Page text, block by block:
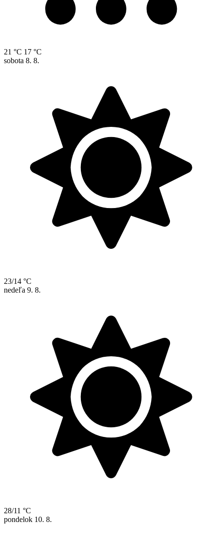
21 °C 17 °C
sobota 8. 8.
23/14 °C
nedeľa 9. 8.
28/11 °C
pondelok 10. 8.